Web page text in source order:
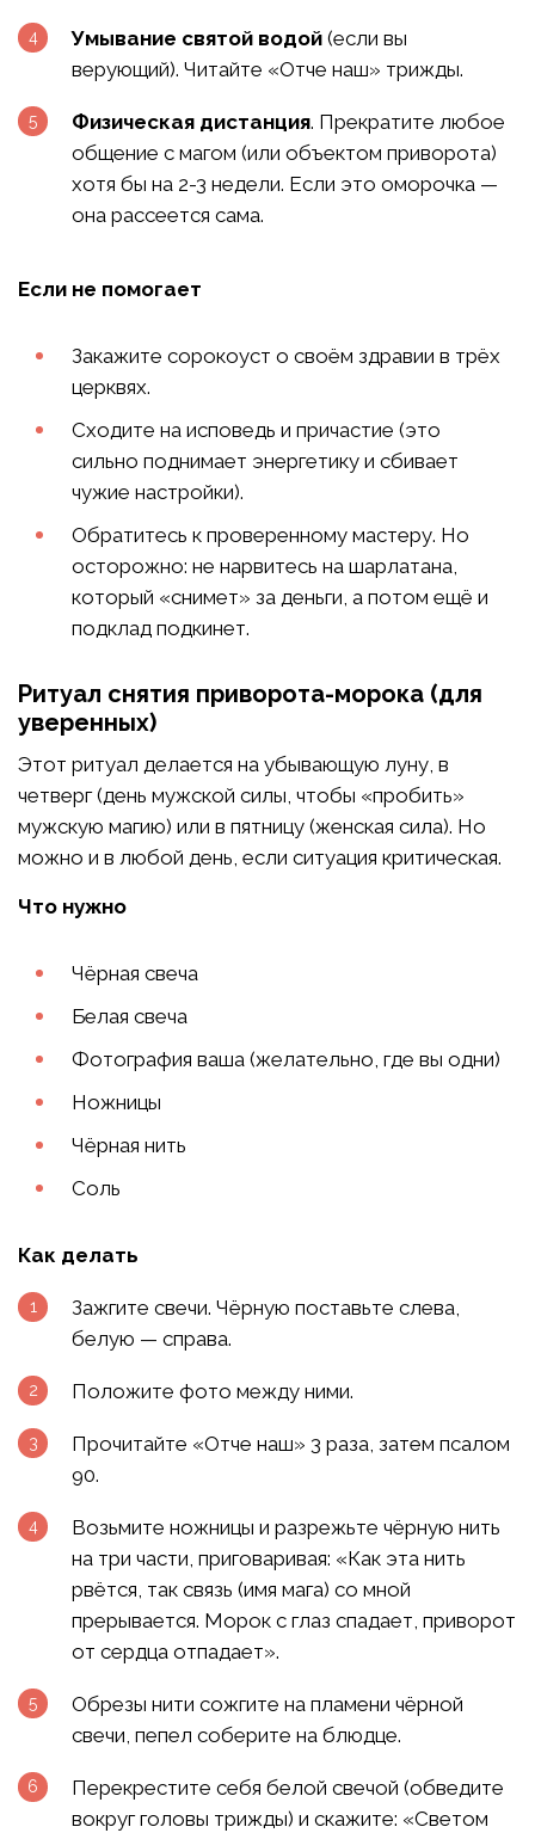
Умывание святой водой (если вы
верующий). Читайте «Отче наш» трижды.
Физическая дистанция. Прекратите любое
общение с магом (или объектом приворота)
хотя бы на 2-3 недели. Если это оморочка —
она рассеется сама.
Если не помогает
Закажите сорокоуст о своём здравии в трёх
церквях.
Сходите на исповедь и причастие (это
сильно поднимает энергетику и сбивает
чужие настройки).
Обратитесь к проверенному мастеру. Но
осторожно: не нарвитесь на шарлатана,
который «снимет» за деньги, а потом ещё и
подклад подкинет.
Ритуал снятия приворота-морока (для
уверенных)
Этот ритуал делается на убывающую луну, в
четверг (день мужской силы, чтобы «пробить»
мужскую магию) или в пятницу (женская сила). Но
можно и в любой день, если ситуация критическая.
Что нужно
Чёрная свеча
Белая свеча
Фотография ваша (желательно, где вы одни)
Ножницы
Чёрная нить
Соль
Как делать
Зажгите свечи. Чёрную поставьте слева,
белую — справа.
Положите фото между ними.
Прочитайте «Отче наш» 3 раза, затем псалом
90.
Возьмите ножницы и разрежьте чёрную нить
на три части, приговаривая: «Как эта нить
рвётся, так связь (имя мага) со мной
прерывается. Морок с глаз спадает, приворот
от сердца отпадает».
Обрезы нити сожгите на пламени чёрной
свечи, пепел соберите на блюдце.
Перекрестите себя белой свечой (обведите
вокруг головы трижды) и скажите: «Светом